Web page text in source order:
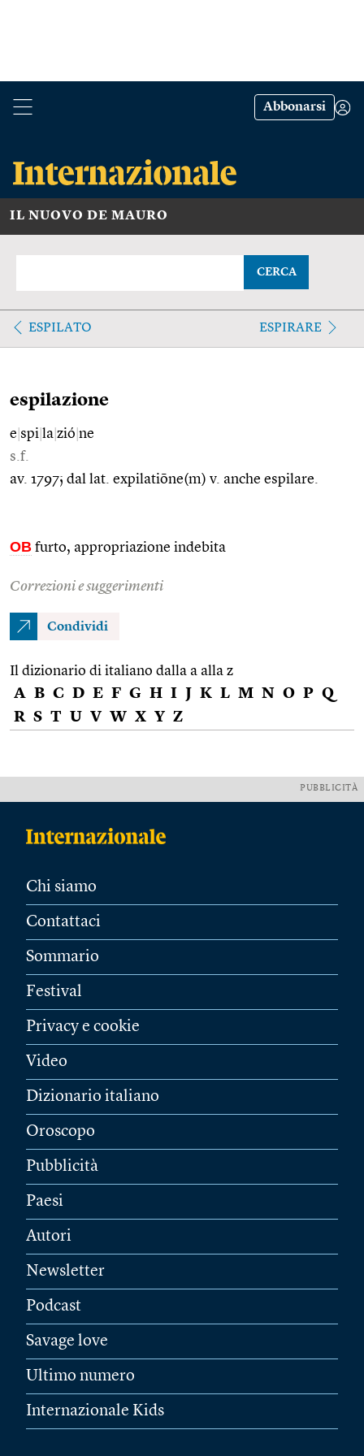
Abbonarsi
IL NUOVO DE MAURO
CERCA
ESPILATO ESPIRARE
espilazione
e spi la zió ne
s.f.
av. 1797; dal lat. expilatiōne(m) v. anche espilare.
OB furto, appropriazione indebita
Correzioni e suggerimenti
Condividi
Il dizionario di italiano dalla a alla z
A B C D E F G H I J K L M N O P Q
R S T U V W X Y Z
PUBBLICITÀ
Chi siamo
Contattaci
Sommario
Festival
Privacy e cookie
Video
Dizionario italiano
Oroscopo
Pubblicità
Paesi
Autori
Newsletter
Podcast
Savage love
Ultimo numero
Internazionale Kids